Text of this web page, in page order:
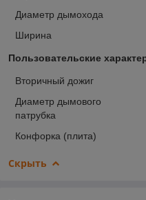
Диаметр дымохода
Ширина
Пользовательские
Вторичный дожиг
Диаметр дымового
патрубка
Конфорка (плита)
Скрыть